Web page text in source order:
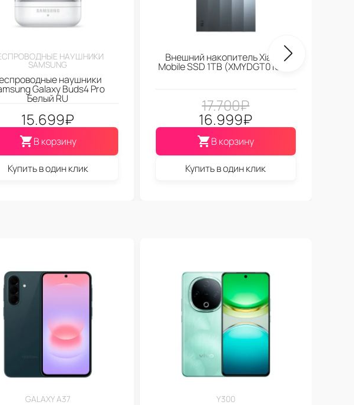
НАУШНИКИ
SAMSUNG
наушники
Galaxy Buds4 Pro
Белый RU
15.699₽
В корзину
Купить в один клик
Внешний накопитель Xiaomi
Mobile SSD 1TB (XMYDGT01QM)
17.700₽
16.999₽
В корзину
Купить в один клик
GALAXY A37 Y300